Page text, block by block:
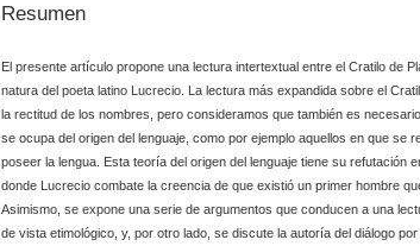
Resumen
El presente artículo propone una lectura intertextual entre el Cratilo de
natura del poeta latino Lucrecio. La lectura más expandida sobre el
la rectitud de los nombres, pero consideramos que también es
se ocupa del origen del lenguaje, como por ejemplo aquellos en que se
poseer la lengua. Esta teoría del origen del lenguaje tiene su refutación
donde Lucrecio combate la creencia de que existió un primer hombre
Asimismo, se expone una serie de argumentos que conducen a una
de vista etimológico, y, por otro lado, se discute la autoría del diálogo por